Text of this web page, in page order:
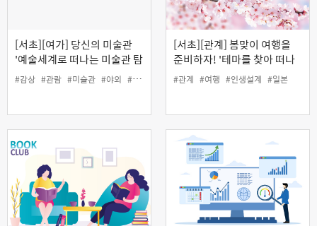
[서초][여가] 당신의 미술관
'예술세계로 떠나는 미술관 탐
방'
#감상 #관람 #미술관 #야외 #여가 #인생설계
[서초][관계] 봄맞이 여행을
준비하자! '테마를 찾아 떠나
는 일본여행'
#관계 #여행 #인생설계 #일본